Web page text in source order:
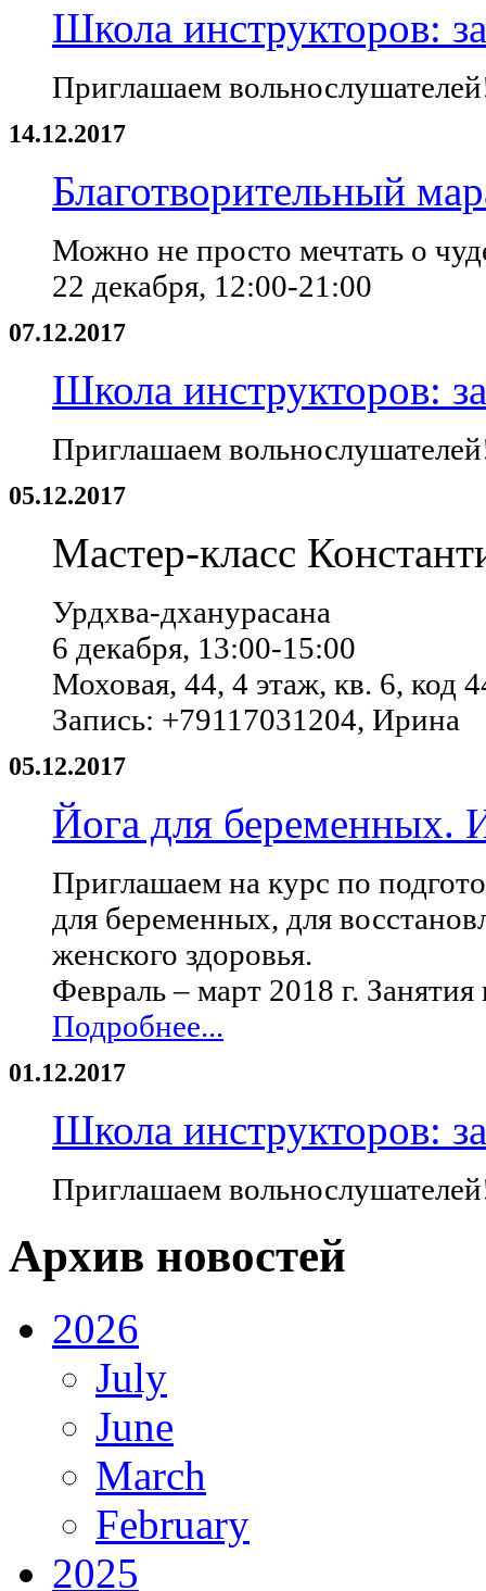
Школа инструкторов:
Приглашаем
14.12.2017
Благотворительный
Можно не просто мечтать о
22 декабря, 12:00-21:00
07.12.2017
Школа инструкторов:
Приглашаем
05.12.2017
Мастер-класс
Урдхва-дханурасана
6 декабря, 13:00-15:00
Моховая, 44, 4 этаж, кв. 6, код
Запись: +79117031204, Ирина
05.12.2017
Йога для беременных.
Приглашаем на курс по
для беременных, для
женского здоровья.
Февраль – март 2018 г.
Подробнее...
01.12.2017
Школа инструкторов:
Приглашаем
Архив новостей
2026
July
June
March
February
2025